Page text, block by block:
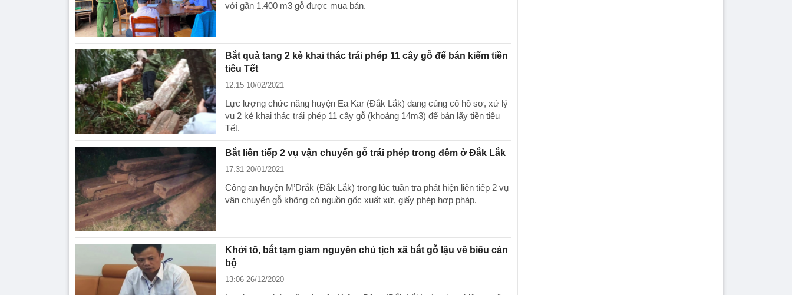
với gần 1.400 m3 gỗ được mua bán.
Bắt quả tang 2 kẻ khai thác trái phép 11 cây gỗ để bán kiếm tiền
tiêu Tết
12:15 10/02/2021
Lực lượng chức năng huyện Ea Kar (Đắk Lắk) đang củng cố hồ sơ, xử lý
vụ 2 kẻ khai thác trái phép 11 cây gỗ (khoảng 14m3) để bán lấy tiền tiêu
Tết.
Bắt liên tiếp 2 vụ vận chuyển gỗ trái phép trong đêm ở Đắk Lắk
17:31 20/01/2021
Công an huyện M’Drắk (Đắk Lắk) trong lúc tuần tra phát hiện liên tiếp 2 vụ
vận chuyển gỗ không có nguồn gốc xuất xứ, giấy phép hợp pháp.
Khởi tố, bắt tạm giam nguyên chủ tịch xã bắt gỗ lậu về biếu cán
bộ
13:06 26/12/2020